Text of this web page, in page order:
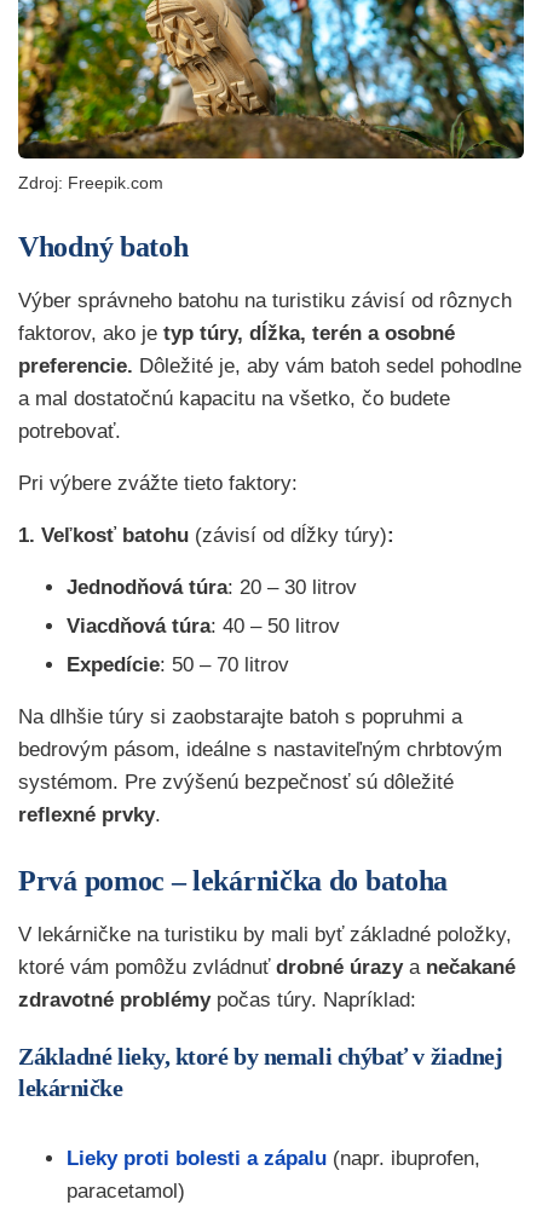
Zdroj: Freepik.com
Vhodný batoh
Výber správneho batohu na turistiku závisí od rôznych
faktorov, ako je typ túry, dĺžka, terén a osobné
preferencie. Dôležité je, aby vám batoh sedel pohodlne
a mal dostatočnú kapacitu na všetko, čo budete
potrebovať.
Pri výbere zvážte tieto faktory:
1. Veľkosť batohu (závisí od dĺžky túry):
Jednodňová túra: 20 – 30 litrov
Viacdňová túra: 40 – 50 litrov
Expedície: 50 – 70 litrov
Na dlhšie túry si zaobstarajte batoh s popruhmi a
bedrovým pásom, ideálne s nastaviteľným chrbtovým
systémom. Pre zvýšenú bezpečnosť sú dôležité
reflexné prvky.
Prvá pomoc – lekárnička do batoha
V lekárničke na turistiku by mali byť základné položky,
ktoré vám pomôžu zvládnuť drobné úrazy anečakané
zdravotné problémypočas túry. Napríklad:
Základné lieky, ktoré by nemali chýbať v žiadnej
lekárničke
Lieky proti bolesti a zápalu (napr. ibuprofen,
paracetamol)